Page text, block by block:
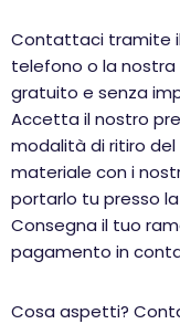
Contattaci tramite
telefono o la nostra
gratuito e senza
Accetta il nostro
modalità di ritiro
materiale con i
portarlo tu presso
Consegna il tuo
pagamento in
Cosa aspetti?